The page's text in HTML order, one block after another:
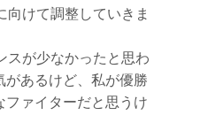
けて調整していきま
スが少なかったと思わ
あるけど、私が優勝
ァイターだと思うけ